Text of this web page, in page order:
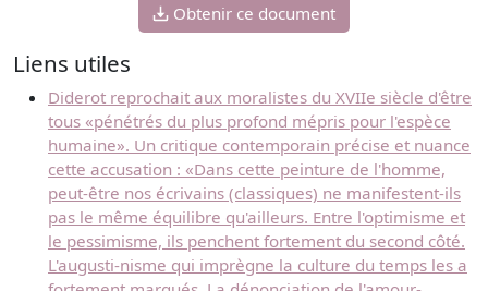
Obtenir ce document
Liens utiles
Diderot reprochait aux moralistes du XVIIe siècle d'être
tous «pénétrés du plus profond mépris pour l'espèce
humaine». Un critique contemporain précise et nuance
cette accusation : «Dans cette peinture de l'homme,
peut-être nos écrivains (classiques) ne manifestent-ils
pas le même équilibre qu'ailleurs. Entre l'optimisme et
le pessimisme, ils penchent fortement du second côté.
L'augusti-nisme qui imprègne la culture du temps les a